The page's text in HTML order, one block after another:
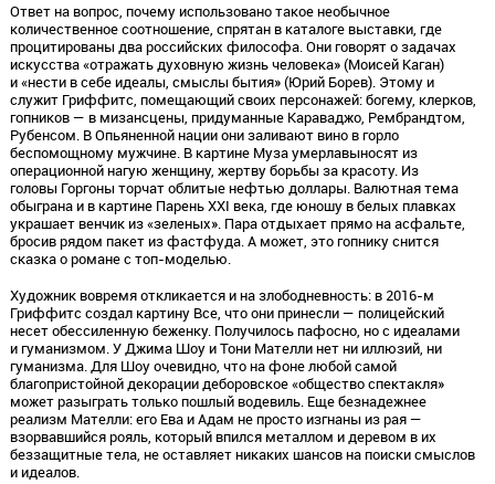
Ответ на вопрос, почему использовано такое необычное
количественное соотношение, спрятан в каталоге выставки, где
процитированы два российских философа. Они говорят о задачах
искусства «отражать духовную жизнь человека» (Моисей Каган)
и «нести в себе идеалы, смыслы бытия» (Юрий Борев). Этому и
служит Гриффитс, помещающий своих персонажей: богему, клерков,
гопников — в мизансцены, придуманные Караваджо, Рембрандтом,
Рубенсом. В Опьяненной нации они заливают вино в горло
беспомощному мужчине. В картине Муза умерлавыносят из
операционной нагую женщину, жертву борьбы за красоту. Из
головы Горгоны торчат облитые нефтью доллары. Валютная тема
обыграна и в картине Парень XXI века, где юношу в белых плавках
украшает венчик из «зеленых». Пара отдыхает прямо на асфальте,
бросив рядом пакет из фастфуда. А может, это гопнику снится
сказка о романе с топ-моделью.
Художник вовремя откликается и на злободневность: в 2016-м
Гриффитс создал картину Все, что они принесли — полицейский
несет обессиленную беженку. Получилось пафосно, но с идеалами
и гуманизмом. У Джима Шоу и Тони Мателли нет ни иллюзий, ни
гуманизма. Для Шоу очевидно, что на фоне любой самой
благопристойной декорации деборовское «общество спектакля»
может разыграть только пошлый водевиль. Еще безнадежнее
реализм Мателли: его Ева и Адам не просто изгнаны из рая —
взорвавшийся рояль, который впился металлом и деревом в их
беззащитные тела, не оставляет никаких шансов на поиски смыслов
и идеалов.